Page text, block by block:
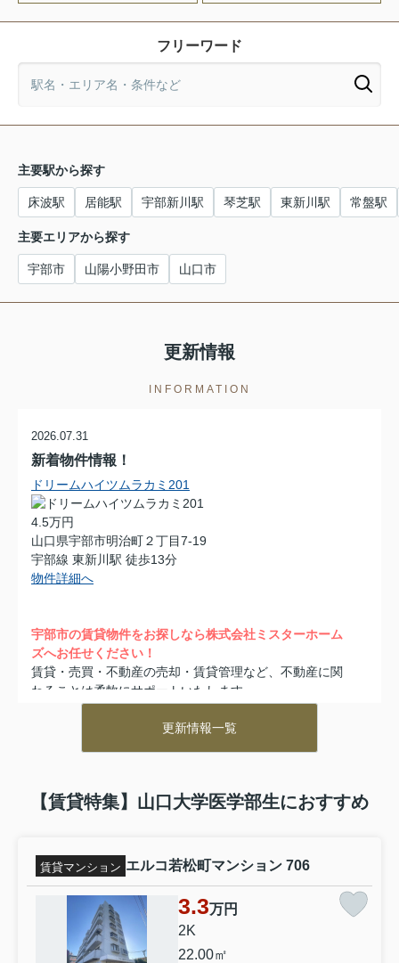
フリーワード
主要駅から探す
床波駅 居能駅 宇部新川駅 琴芝駅 東新川駅 常盤駅
主要エリアから探す
宇部市 山陽小野田市 山口市
更新情報
INFORMATION
2026.07.31
新着物件情報！
ドリームハイツムラカミ201
4.5万円
山口県宇部市明治町２丁目7-19
宇部線 東新川駅 徒歩13分
物件詳細へ
宇部市の賃貸物件をお探しなら株式会社ミスターホーム
ズへお任せください！
賃貸・売買・不動産の売却・賃貸管理など、不動産に関
わることは柔軟にサポートいたします。
弊社では、様々な物件を豊富に取り揃えております。
山口大学医学部生におすすめの賃貸物件はこちら
↓お電話でのお問い合わせはこちらから↓
0836-37-0860
宇部市の賃貸物件をお探しなら株式会社ミスターホーム
ズへお問い合わせください！
==========
更新情報一覧
【賃貸特集】山口大学医学部生におすすめ
賃貸マンション エルコ若松町マンション 706
3.3万円
2K
22.00㎡